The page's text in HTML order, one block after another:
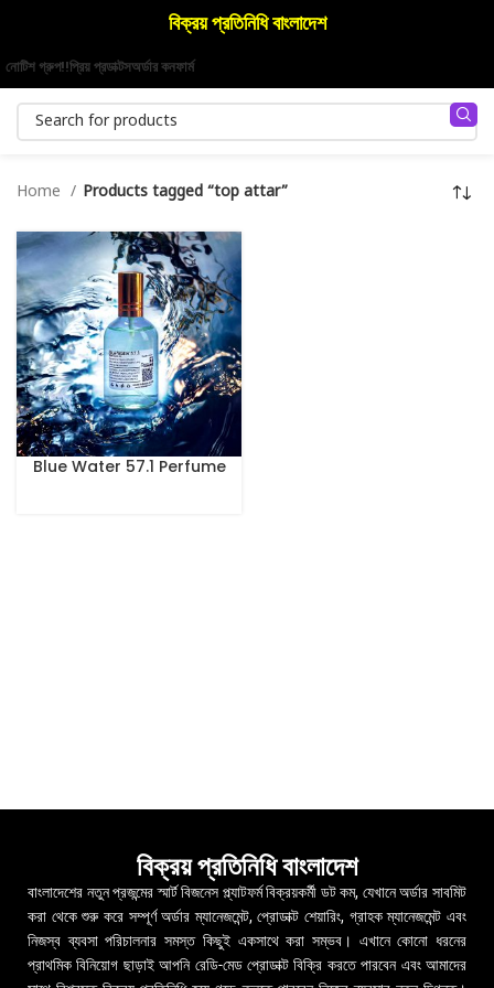
বিক্রয় প্রতিনিধি বাংলাদেশ
নোটিশ গ্রুপ!!প্রিয় প্রডাক্টসঅর্ডার কনফার্ম
Home Products tagged “top attar”
Blue Water 57.1 Perfume
বিক্রয় প্রতিনিধি বাংলাদেশ
বাংলাদেশের নতুন প্রজন্মের স্মার্ট বিজনেস প্ল্যাটফর্ম বিক্রয়কর্মী ডট কম, যেখানে অর্ডার সাবমিট
করা থেকে শুরু করে সম্পূর্ণ অর্ডার ম্যানেজমেন্ট, প্রোডাক্ট শেয়ারিং, গ্রাহক ম্যানেজমেন্ট এবং
নিজস্ব ব্যবসা পরিচালনার সমস্ত কিছুই একসাথে করা সম্ভব। এখানে কোনো ধরনের
প্রাথমিক বিনিয়োগ ছাড়াই আপনি রেডি-মেড প্রোডাক্ট বিক্রি করতে পারবেন এবং আমাদের